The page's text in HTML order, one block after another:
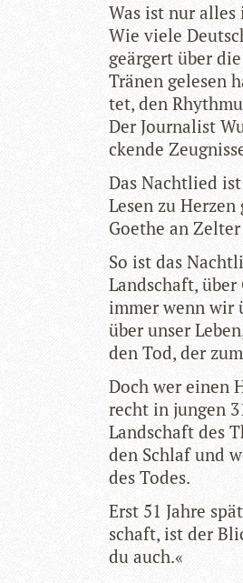
Was ist nur
Wie viele
geär­gert über
Trä­nen gele­sen
tet, den
Der Jour­na­list
ckende
Das Nacht­lied
Lesen zu
Goe­the an
So ist das
Land­schaft, über
immer wenn wir
über unser
den Tod, der
Doch wer einen
recht in jun­gen
Land­schaft des
den Schlaf und
des Todes.
Erst 51 Jahre
schaft, ist der
du auch.«